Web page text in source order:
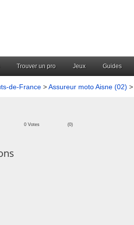
Trouver un pro Jeux Guides
de-France >Assureur moto Aisne (02) >
0 Votes (0)